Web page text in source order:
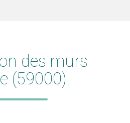
des murs
(59000)